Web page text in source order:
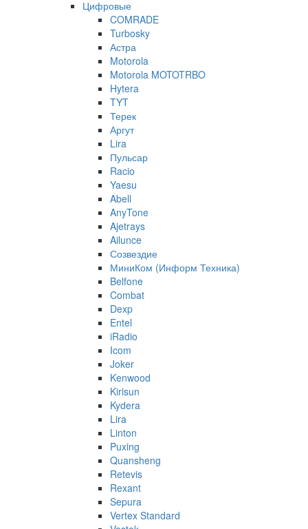
Цифровые
COMRADE
Turbosky
Астра
Motorola
Motorola MOTOTRBO
Hytera
TYT
Терек
Аргут
Lira
Пульсар
Racio
Yaesu
Abell
AnyTone
Ajetrays
Ailunce
Созвездие
МиниКом (Информ Техника)
Belfone
Combat
Dexp
Entel
iRadio
Icom
Joker
Kenwood
Kirisun
Kydera
Lira
Linton
Puxing
Quansheng
Retevis
Rexant
Sepura
Vertex Standard